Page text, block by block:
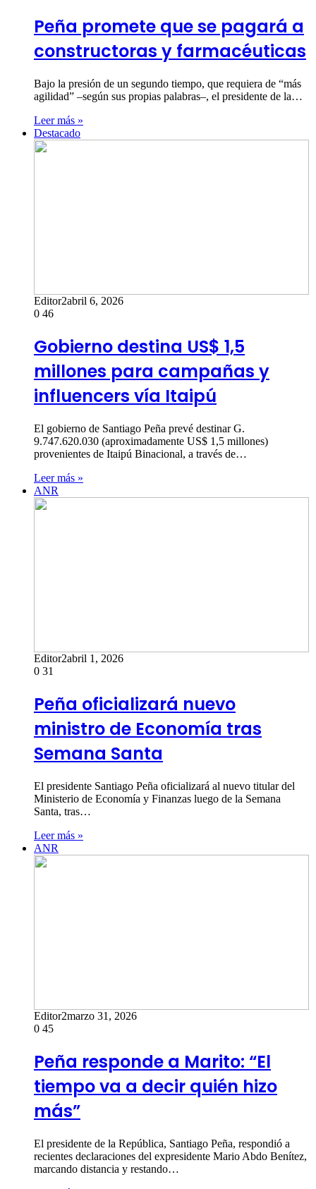
Peña promete que se pagará a
constructoras y farmacéuticas
Bajo la presión de un segundo tiempo, que requiera de “más
agilidad” –según sus propias palabras–, el presidente de la…
Leer más »
Destacado
Editor2abril 6, 2026
0 46
Gobierno destina US$ 1,5
millones para campañas y
influencers vía Itaipú
El gobierno de Santiago Peña prevé destinar G.
9.747.620.030 (aproximadamente US$ 1,5 millones)
provenientes de Itaipú Binacional, a través de…
Leer más »
ANR
Editor2abril 1, 2026
0 31
Peña oficializará nuevo
ministro de Economía tras
Semana Santa
El presidente Santiago Peña oficializará al nuevo titular del
Ministerio de Economía y Finanzas luego de la Semana
Santa, tras…
Leer más »
ANR
Editor2marzo 31, 2026
0 45
Peña responde a Marito: “El
tiempo va a decir quién hizo
más”
El presidente de la República, Santiago Peña, respondió a
recientes declaraciones del expresidente Mario Abdo Benítez,
marcando distancia y restando…